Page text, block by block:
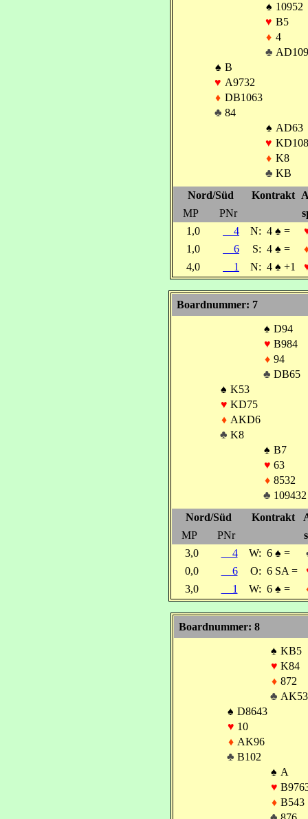
♠ 10952
♥ B5
♦ 4
♣
♠ B
♥ A9732
♦ DB1063
♣ 84
♠ AD63
♥
♦ K8
♣ KB
Nord/Süd
Kontrakt
MP
PNr
1,0
4 N: 4 ♠ =
1,0
6 S: 4 ♠ =
4,0
1 N: 4 ♠ +1
Boardnummer: 7
♠ D94
♥ B984
♦ 94
♣ DB65
♠ K53
♥ KD75
♦ AKD6
♣ K8
♠ B7
♥ 63
♦ 8532
♣ 109432
Nord/Süd
Kontrakt
MP
PNr
3,0
4 W: 6 ♠ =
0,0
6 O: 6 SA =
3,0
1 W: 6 ♠ =
Boardnummer: 8
♠ KB5
♥ K84
♦ 872
♣ AK53
♠ D8643
♥ 10
♦ AK96
♣ B102
♠ A
♥
♦ B543